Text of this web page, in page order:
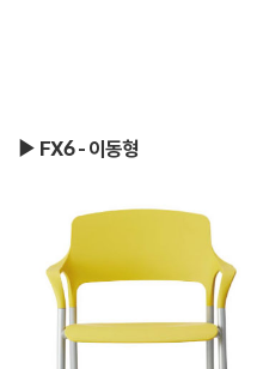
▶ FX6 - 이동형